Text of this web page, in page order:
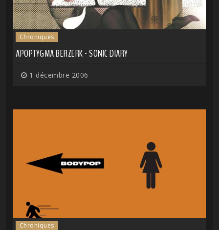
Chroniques
APOPTYGMA BERZERK - SONIC DIARY
1 décembre 2006
Chroniques